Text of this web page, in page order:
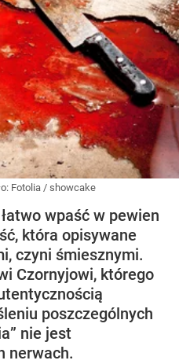
Fotolia / showcake
wpaść w pewien
która opisywane
czyni śmiesznymi.
Czornyjowi, którego
poszczególnych
nie jest
nerwach.